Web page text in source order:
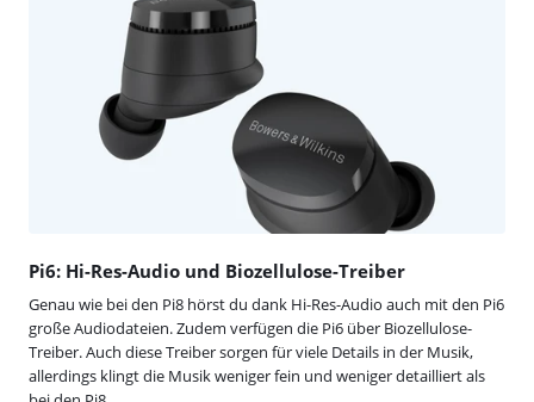
Pi6: Hi-Res-Audio und Biozellulose-Treiber
Genau wie bei den Pi8 hörst du dank Hi-Res-Audio auch mit den Pi6
große Audiodateien. Zudem verfügen die Pi6 über Biozellulose-
Treiber. Auch diese Treiber sorgen für viele Details in der Musik,
allerdings klingt die Musik weniger fein und weniger detailliert als